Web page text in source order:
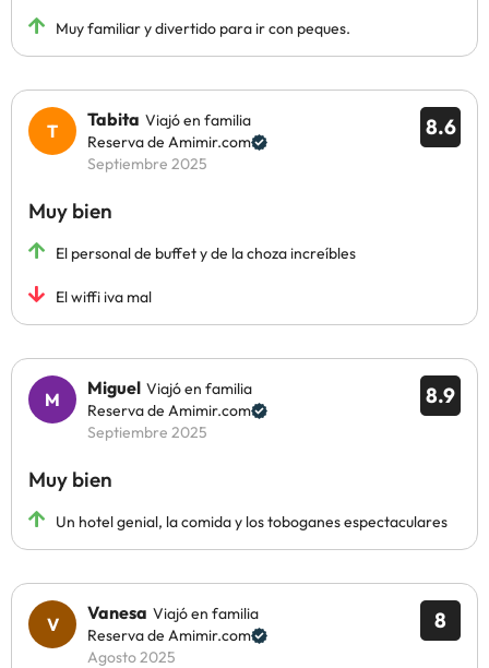
Muy familiar y divertido para ir con peques.
8.6
Tabita Viajó en familia
Reserva de Amimir.com
Septiembre 2025
Muy bien
El personal de buffet y de la choza increíbles
El wiffi iva mal
8.9
Miguel Viajó en familia
Reserva de Amimir.com
Septiembre 2025
Muy bien
Un hotel genial, la comida y los toboganes espectaculares
8
Vanesa Viajó en familia
Reserva de Amimir.com
Agosto 2025